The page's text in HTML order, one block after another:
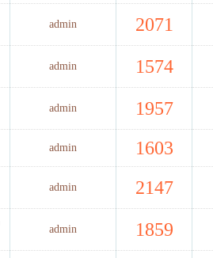
admin 2071
admin 1574
admin 1957
admin 1603
admin 2147
admin 1859